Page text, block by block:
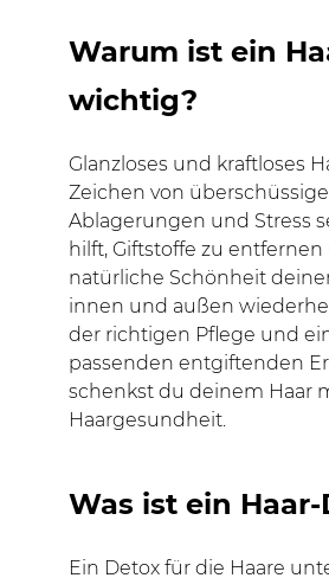
Warum ist ein
wichtig?
Glanzloses und kraftloses
Zeichen von
Ablagerungen und Stress
hilft, Giftstoffe zu
natürliche Schönheit
innen und außen
der richtigen Pflege und
passenden entgiftenden
schenkst du deinem Haar
Haargesundheit.
Was ist ein Haar-
Ein Detox für die Haare